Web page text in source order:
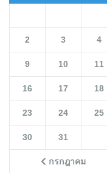
กรกฎาคม
2 3 4
9 10 11
16 17 18
23 24 25
30 31